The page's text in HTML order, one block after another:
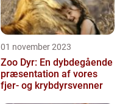
01 november 2023
Zoo Dyr: En dybdegående
præsentation af vores
fjer- og krybdyrsvenner